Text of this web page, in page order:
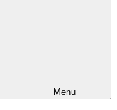
Menu